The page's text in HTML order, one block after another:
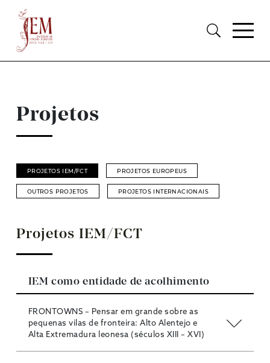
Projetos
PROJETOS IEM/FCT PROJETOS EUROPEUS
OUTROS PROJETOS PROJETOS INTERNACIONAIS
Projetos IEM/FCT
IEM como entidade de acolhimento
FRONTOWNS – Pensar em grande sobre as
pequenas vilas de fronteira: Alto Alentejo e
Alta Extremadura leonesa (séculos XIII – XVI)